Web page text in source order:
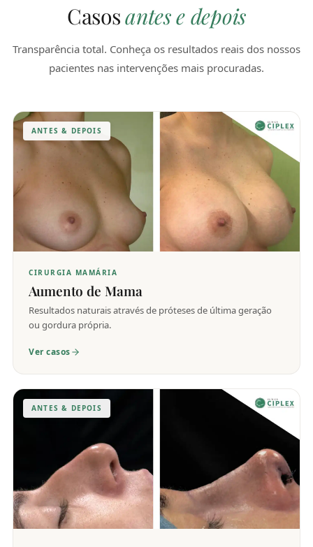
Casosantes e depois
Transparência total. Conheça os resultados reais dos nossos
pacientes nas intervenções mais procuradas.
ANTES & DEPOIS
CIRURGIA MAMÁRIA
Aumento de Mama
Resultados naturais através de próteses de última geração
ou gordura própria.
Ver casos
ANTES & DEPOIS